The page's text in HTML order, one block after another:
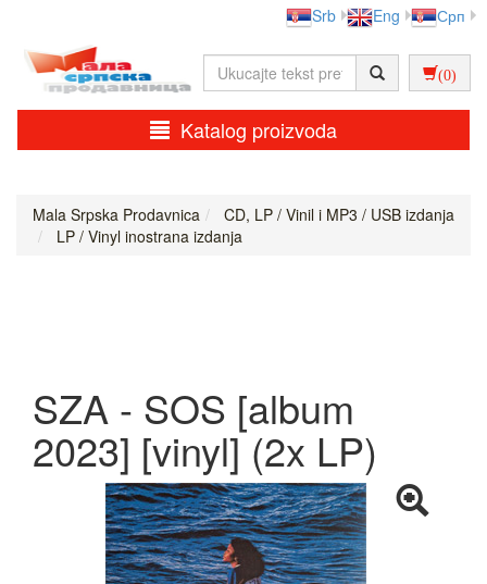
Srb Eng Срп
(0)
Katalog proizvoda
Mala Srpska Prodavnica
CD, LP / Vinil i MP3 / USB izdanja
LP / Vinyl inostrana izdanja
SZA - SOS [album
2023] [vinyl] (2x LP)